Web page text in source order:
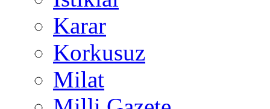
Karar
Korkusuz
Milat